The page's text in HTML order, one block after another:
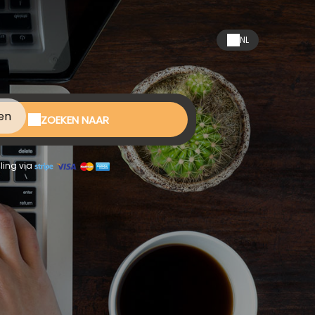
NL
ZOEKEN NAAR
via